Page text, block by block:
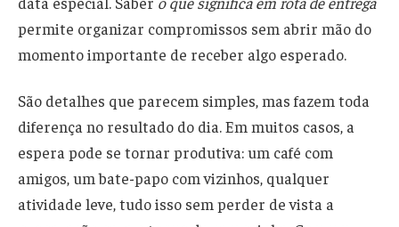
permite organizar compromissos sem abrir mão do
momento importante de receber algo esperado.
São detalhes que parecem simples, mas fazem toda
diferença no resultado do dia. Em muitos casos, a
espera pode se tornar produtiva: um café com
amigos, um bate-papo com vizinhos, qualquer
atividade leve, tudo isso sem perder de vista a